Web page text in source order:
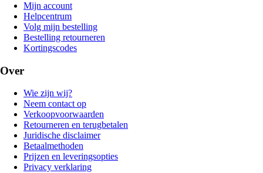
Mijn account
Helpcentrum
Volg mijn bestelling
Bestelling retourneren
Kortingscodes
Over
Wie zijn wij?
Neem contact op
Verkoopvoorwaarden
Retourneren en terugbetalen
Juridische disclaimer
Betaalmethoden
Prijzen en leveringsopties
Privacy verklaring